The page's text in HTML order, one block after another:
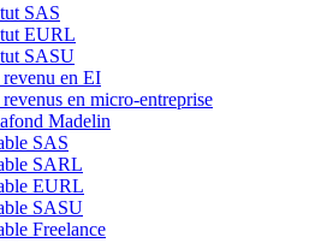
SAS
EURL
SASU
en EI
en micro-entreprise
Madelin
SAS
SARL
EURL
SASU
Freelance